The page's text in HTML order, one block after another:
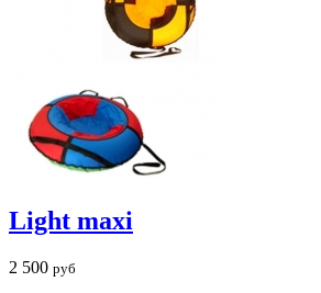
Light maxi
2 500 руб